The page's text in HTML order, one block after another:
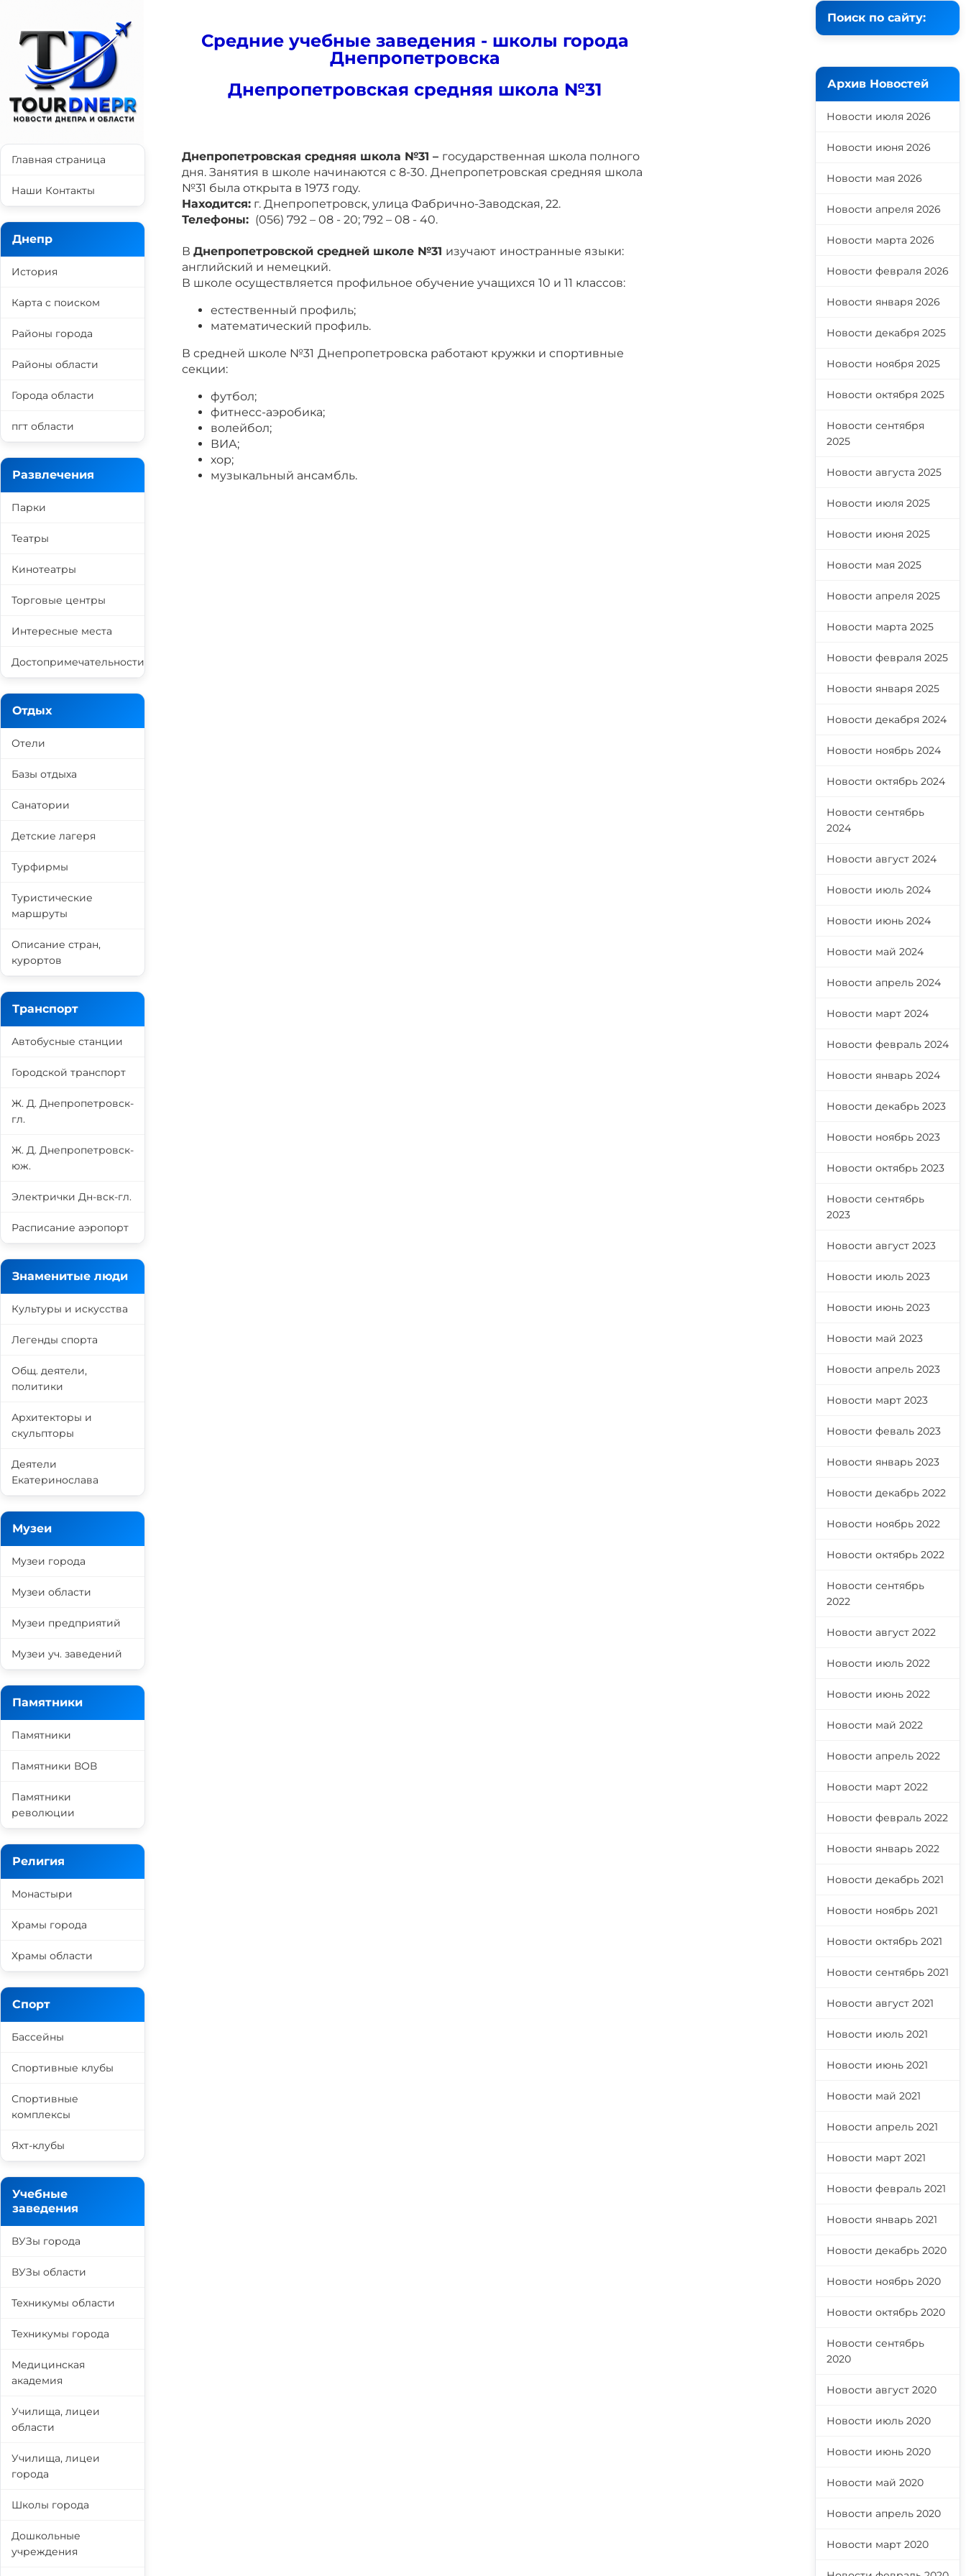
Средние учебные заведения - школы города
Днепропетровска
Днепропетровская средняя школа №31
Днепропетровская средняя школа №31 – государственная школа полного
дня. Занятия в школе начинаются с 8-30. Днепропетровская средняя школа
№31 была открыта в 1973 году.
Находится: г. Днепропетровск, улица Фабрично-Заводская, 22.
Телефоны: (056) 792 – 08 - 20; 792 – 08 - 40.
В Днепропетровской средней школе №31 изучают иностранные языки:
английский и немецкий.
В школе осуществляется профильное обучение учащихся 10 и 11 классов:
естественный профиль;
математический профиль.
В средней школе №31 Днепропетровска работают кружки и спортивные
секции:
футбол;
фитнесс-аэробика;
волейбол;
ВИА;
хор;
музыкальный ансамбль.
Главная страница
Наши Контакты
Днепр
История
Карта с поиском
Районы города
Районы области
Города области
пгт области
Развлечения
Парки
Театры
Кинотеатры
Торговые центры
Интересные места
Достопримечательности
Отдых
Отели
Базы отдыха
Санатории
Детские лагеря
Турфирмы
Туристические
маршруты
Описание стран,
курортов
Транспорт
Автобусные станции
Городской транспорт
Ж. Д. Днепропетровск-
гл.
Ж. Д. Днепропетровск-
юж.
Электрички Дн-вск-гл.
Расписание аэропорт
Знаменитые люди
Культуры и искусства
Легенды спорта
Общ. деятели,
политики
Архитекторы и
скульпторы
Деятели
Екатеринослава
Музеи
Музеи города
Музеи области
Музеи предприятий
Музеи уч. заведений
Памятники
Памятники
Памятники ВОВ
Памятники
революции
Религия
Монастыри
Храмы города
Храмы области
Спорт
Бассейны
Спортивные клубы
Спортивные
комплексы
Яхт-клубы
Учебные
заведения
ВУЗы города
ВУЗы области
Техникумы области
Техникумы города
Медицинская
академия
Училища, лицеи
области
Училища, лицеи
города
Школы города
Дошкольные
учреждения
Поиск по сайту:
Архив Новостей
Новости июля 2026
Новости июня 2026
Новости мая 2026
Новости апреля 2026
Новости марта 2026
Новости февраля 2026
Новости января 2026
Новости декабря 2025
Новости ноября 2025
Новости октября 2025
Новости сентября
2025
Новости августа 2025
Новости июля 2025
Новости июня 2025
Новости мая 2025
Новости апреля 2025
Новости марта 2025
Новости февраля 2025
Новости января 2025
Новости декабря 2024
Новости ноябрь 2024
Новости октябрь 2024
Новости сентябрь
2024
Новости август 2024
Новости июль 2024
Новости июнь 2024
Новости май 2024
Новости апрель 2024
Новости март 2024
Новости февраль 2024
Новости январь 2024
Новости декабрь 2023
Новости ноябрь 2023
Новости октябрь 2023
Новости сентябрь
2023
Новости август 2023
Новости июль 2023
Новости июнь 2023
Новости май 2023
Новости апрель 2023
Новости март 2023
Новости феваль 2023
Новости январь 2023
Новости декабрь 2022
Новости ноябрь 2022
Новости октябрь 2022
Новости сентябрь
2022
Новости август 2022
Новости июль 2022
Новости июнь 2022
Новости май 2022
Новости апрель 2022
Новости март 2022
Новости февраль 2022
Новости январь 2022
Новости декабрь 2021
Новости ноябрь 2021
Новости октябрь 2021
Новости сентябрь 2021
Новости август 2021
Новости июль 2021
Новости июнь 2021
Новости май 2021
Новости апрель 2021
Новости март 2021
Новости февраль 2021
Новости январь 2021
Новости декабрь 2020
Новости ноябрь 2020
Новости октябрь 2020
Новости сентябрь
2020
Новости август 2020
Новости июль 2020
Новости июнь 2020
Новости май 2020
Новости апрель 2020
Новости март 2020